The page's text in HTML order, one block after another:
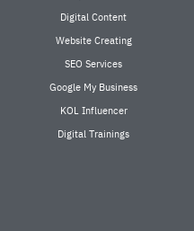
Digital Content
Website Creating
SEO Services
Google My Business
KOL Influencer
Digital Trainings